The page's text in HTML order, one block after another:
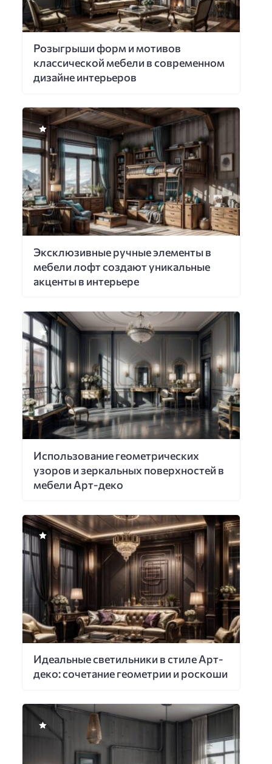
Розыгрыши форм и мотивов
классической мебели в современном
дизайне интерьеров
Эксклюзивные ручные элементы в
мебели лофт создают уникальные
акценты в интерьере
Использование геометрических
узоров и зеркальных поверхностей в
мебели Арт-деко
Идеальные светильники в стиле Арт-
деко: сочетание геометрии и роскоши